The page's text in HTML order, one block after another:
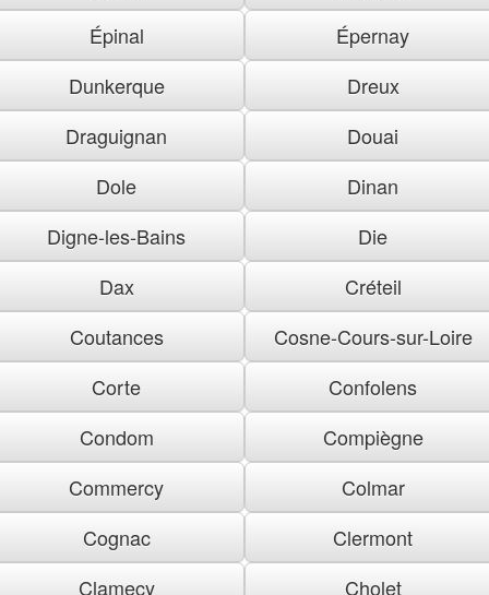
Épinal
Épernay
Dunkerque
Dreux
Draguignan
Douai
Dole
Dinan
Digne-les-Bains
Die
Dax
Créteil
Coutances
Cosne-Cours-sur-Loire
Corte
Confolens
Condom
Compiègne
Commercy
Colmar
Cognac
Clermont
Clamecy
Cholet